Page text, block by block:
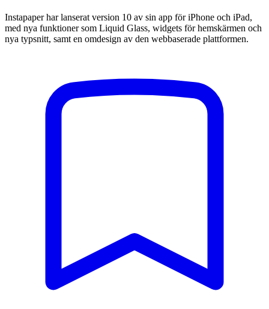
Instapaper har lanserat version 10 av sin app för iPhone och iPad,
med nya funktioner som Liquid Glass, widgets för hemskärmen och
nya typsnitt, samt en omdesign av den webbaserade plattformen.